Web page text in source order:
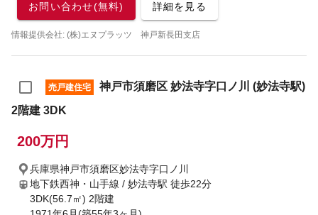
お問い合わせ(無料) 詳細を見る
情報提供会社: (株)エヌプラッツ 神戸新長田支店
売戸建住宅
神戸市須磨区 妙法寺字口ノ川 (妙法寺駅)
2階建 3DK
200万円
兵庫県神戸市須磨区妙法寺字口ノ川
地下鉄西神・山手線 / 妙法寺駅 徒歩22分
3DK(56.7㎡) 2階建